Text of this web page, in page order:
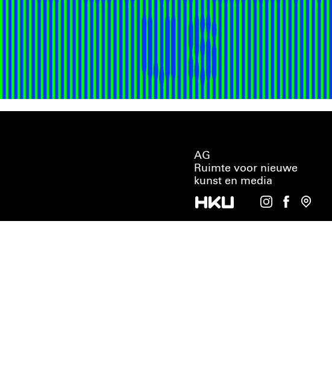
AG
Ruimte voor nieuwe
kunst en media